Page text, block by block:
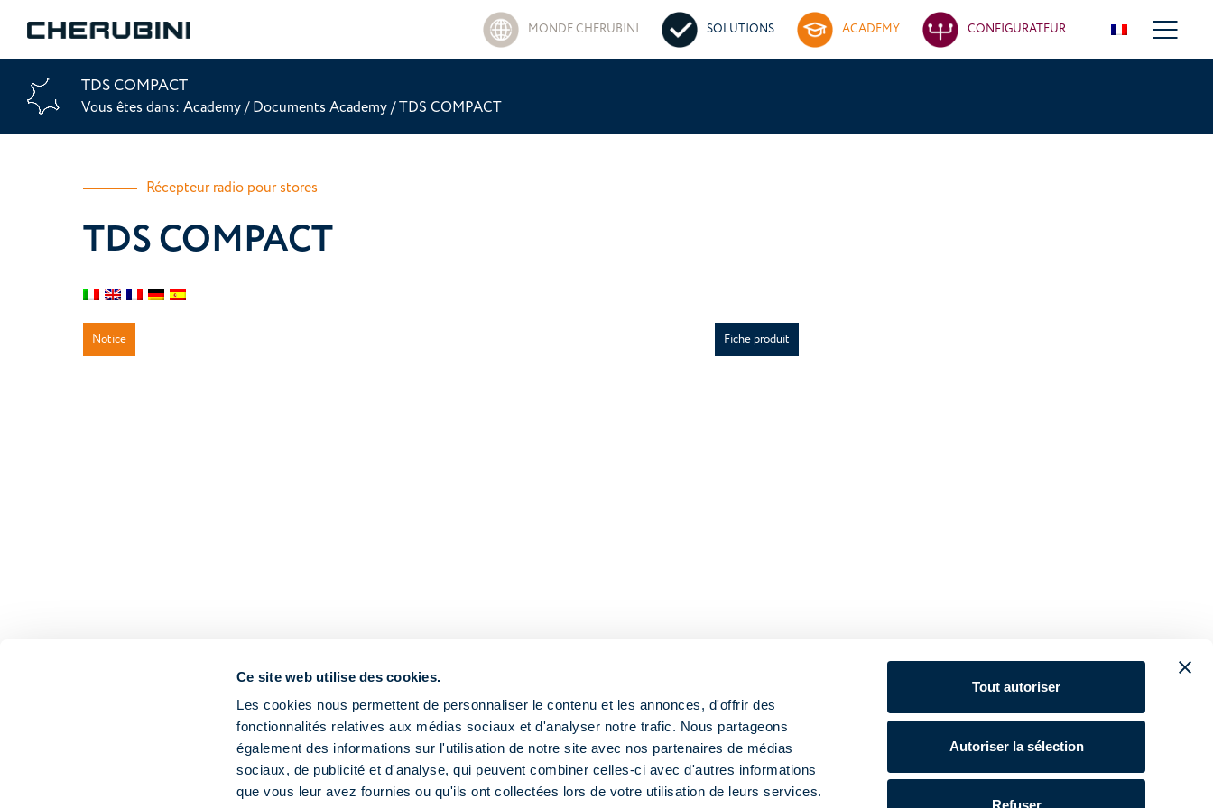
Ce site web utilise des cookies.
Les cookies nous permettent de personnaliser le contenu et les annonces, d'offrir des
fonctionnalités relatives aux médias sociaux et d'analyser notre trafic. Nous partageons
également des informations sur l'utilisation de notre site avec nos partenaires de médias
sociaux, de publicité et d'analyse, qui peuvent combiner celles-ci avec d'autres informations
que vous leur avez fournies ou qu'ils ont collectées lors de votre utilisation de leurs services.
Tout autoriser
Autoriser la sélection
Refuser
MONDE CHERUBINI SOLUTIONS ACADEMY CONFIGURATEUR
TDS COMPACT
Vous êtes dans: Academy/ Documents Academy/TDS COMPACT
Récepteur radio pour stores
TDS COMPACT
Notice Fiche produit